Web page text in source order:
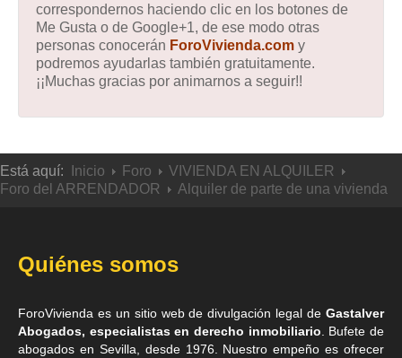
correspondernos haciendo clic en los botones de
Me Gusta o de Google+1, de ese modo otras
personas conocerán ForoVivienda.com y
podremos ayudarlas también gratuitamente.
¡¡Muchas gracias por animarnos a seguir!!
Está aquí: Inicio Foro
VIVIENDA EN ALQUILER
Foro del ARRENDADOR
Alquiler de parte de una vivienda
Quiénes somos
ForoVivienda es un sitio web de divulgación legal de Gastalver
Abogados, especialistas en derecho inmobiliario . Bufete de
abogados en Sevilla , desde 1976. Nuestro empeño es ofrecer